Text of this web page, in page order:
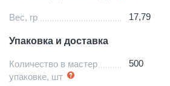
Вес, гр 17,79
Упаковка и доставка
Количество в мастер
упаковке, шт
500